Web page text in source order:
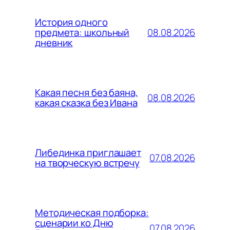
История одного
предмета: школьный
дневник
08.08.2026
Какая песня без баяна,
какая сказка без Ивана 08.08.2026
Либединка приглашает
на творческую встречу 07.08.2026
Методическая подборка:
сценарии ко Дню